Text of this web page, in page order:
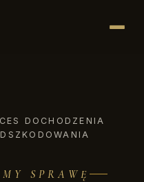
DOCHODZENIA
SPRAWĘ